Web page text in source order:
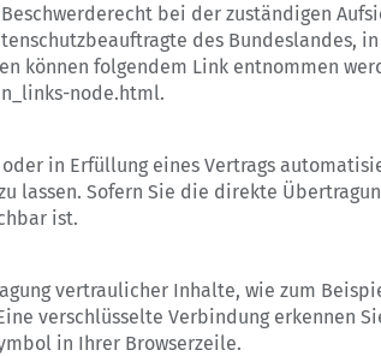
bei der zuständigen
des Bundeslandes,
können folgendem Link entnommen
node.html.
in Erfüllung eines Vertrags
lassen. Sofern Sie die direkte
ist.
vertraulicher Inhalte, wie zum
verschlüsselte Verbindung erkennen
in Ihrer Browserzeile.